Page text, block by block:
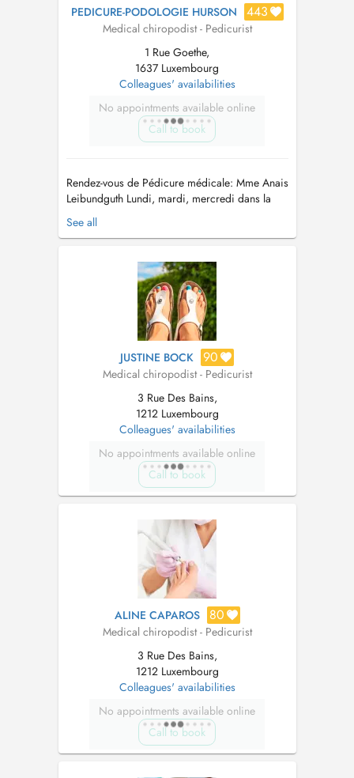
PEDICURE-PODOLOGIE HURSON 443
Medical chiropodist - Pedicurist
1 Rue Goethe,
1637 Luxembourg
Colleagues' availabilities
No appointments available online
Call to book
Rendez-vous de Pédicure médicale: Mme Anais
Leibundguth Lundi, mardi, mercredi dans la
rubrique Disponibilités des collègues Monsieur
Gery Vincent Mardi après midi ou par
prévenir 24h avant en cas d'annulation, tout rdv
non annulé sera facturé....
See all
JUSTINE BOCK 90
Medical chiropodist - Pedicurist
3 Rue Des Bains,
1212 Luxembourg
Colleagues' availabilities
No appointments available online
Call to book
ALINE CAPAROS 80
Medical chiropodist - Pedicurist
3 Rue Des Bains,
1212 Luxembourg
Colleagues' availabilities
No appointments available online
Call to book